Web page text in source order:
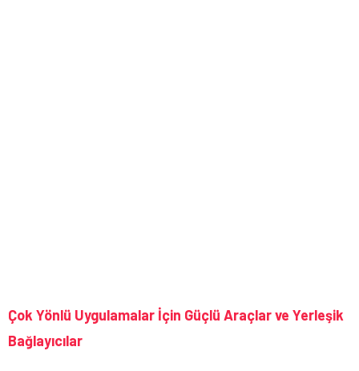
Çok Yönlü Uygulamalar İçin Güçlü Araçlar ve Yerleşik
Bağlayıcılar